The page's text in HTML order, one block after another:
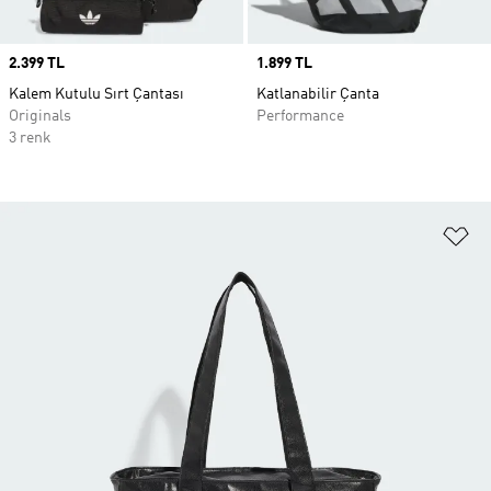
Price
2.399 TL
Kalem Kutulu Sırt Çantası
Originals
3 renk
Price
1.899 TL
Katlanabilir Çanta
Performance